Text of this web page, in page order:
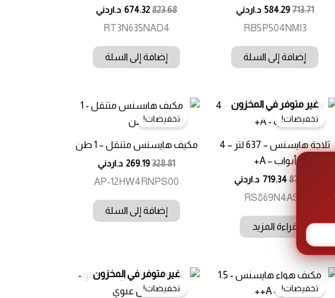
713.71
584.29 د.اردني
RB5P504NMI3
إضافة إلى السلة
823.68
674.32 د.اردني
RT3N635NAD4
إضافة إلى السلة
غير متوفر في المخزون
تخفيضات!
ثلاجة هايسنس – 637 لتر – 4
أبواب – A+
878.66
719.34 د.اردني
RS869N4ASU
قراءة المزيد
تخفيضات!
مكيف هايسنس متنقل – 1 طن
328.81
269.19 د.اردني
AP-12HW4RNPS00
إضافة إلى السلة
تخفيضات!
غير متوفر في المخزون
تخفيضات!